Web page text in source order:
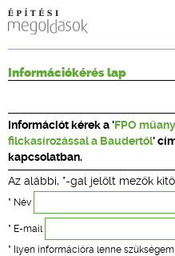
CPR
ÉPÍTÉSI
Információkérés lap
Információt kérek a ' FPO
filckasírozással a Baudertől'
kapcsolatban.
Az alábbi, *-gal jelölt mezők
* Név
* E-mail
* Ilyen információra lenne